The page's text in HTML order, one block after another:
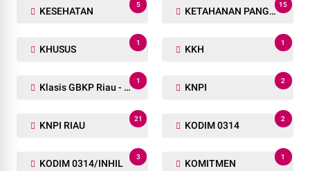
KESEHATAN
5
KETAHANAN PANGAN
15
KHUSUS
1
KKH
1
Klasis GBKP Riau - Sumbar.
1
KNPI
2
KNPI RIAU
21
KODIM 0314
2
KODIM 0314/INHIL
3
KOMITMEN
1